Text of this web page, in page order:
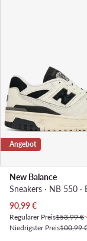
Angebot
New Balance
Sneakers · NB 550 ·
Aktueller Preis
90,99€
Regulärer Preis153,99 €
Niedrigster Preis100,99